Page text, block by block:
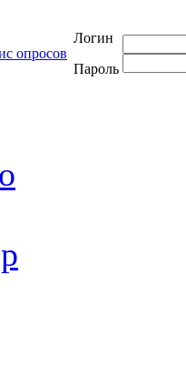
Логин
Пароль